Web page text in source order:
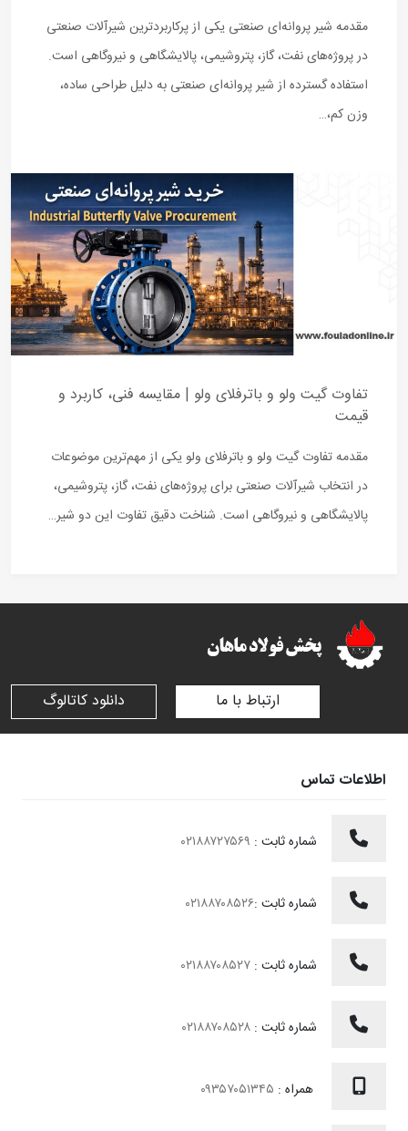
مقدمه شیر پروانه‌ای صنعتی یکی از پرکاربردترین شیرآلات صنعتی
در پروژه‌های نفت، گاز، پتروشیمی، پالایشگاهی و نیروگاهی است.
استفاده گسترده از شیر پروانه‌ای صنعتی به دلیل طراحی ساده،
وزن کم،…
تفاوت گیت ولو و باترفلای ولو | مقایسه فنی، کاربرد و
قیمت
مقدمه تفاوت گیت ولو و باترفلای ولو یکی از مهم‌ترین موضوعات
در انتخاب شیرآلات صنعتی برای پروژه‌های نفت، گاز، پتروشیمی،
پالایشگاهی و نیروگاهی است. شناخت دقیق تفاوت این دو شیر…
ارتباط با ما دانلود کاتالوگ
اطلاعات تماس
شماره ثابت :
شماره ثابت :۰۲۱۸۸۷۰۸۵۲۶
شماره ثابت :
شماره ثابت :
همراه :